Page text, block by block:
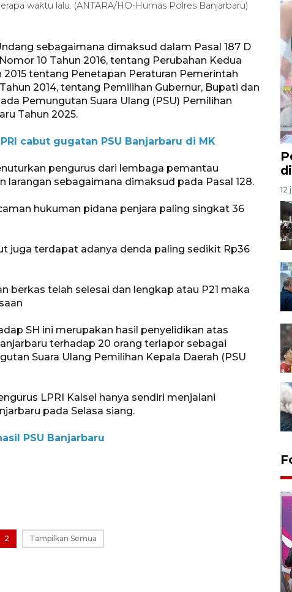
waktu lalu. (ANTARA/HO-Humas Polres Banjarbaru)
sebagaimana dimaksud dalam Pasal 187 D
10 Tahun 2016, tentang Perubahan Kedua
tentang Penetapan Peraturan Pemerintah
2014, tentang Pemilihan Gubernur, Bupati dan
Pemungutan Suara Ulang (PSU) Pemilihan
Tahun 2025.
cabut gugatan PSU Banjarbaru di MK
pengurus dari lembaga pemantau
sebagaimana dimaksud pada Pasal 128.
hukuman pidana penjara paling singkat 36
juga terdapat adanya denda paling sedikit Rp36
berkas telah selesai dan lengkap atau P21 maka
SH ini merupakan hasil penyelidikan atas
terhadap 20 orang terlapor sebagai
Suara Ulang Pemilihan Kepala Daerah (PSU
LPRI Kalsel hanya sendiri menjalani
pada Selasa siang.
PSU Banjarbaru
2 Tampilkan Semua
12